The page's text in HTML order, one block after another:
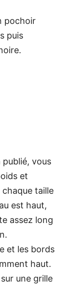
pochoir
puis
.
publié, vous
et
taille
est haut,
assez long
et les bords
haut.
une grille